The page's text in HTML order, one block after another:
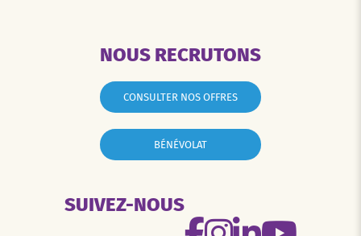
NOUS RECRUTONS
CONSULTER NOS OFFRES
BÉNÉVOLAT
SUIVEZ-NOUS